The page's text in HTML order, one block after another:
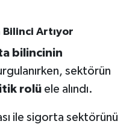
Bilinci Artıyor
bilincinin
sektörün
rolüele alındı.
ile sigorta sektörünü